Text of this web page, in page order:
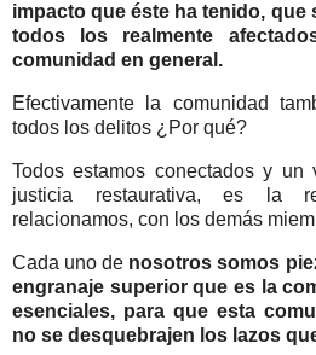
impacto que éste ha tenido, que
todos los realmente
comunidad en general.
Efectivamente la comunidad
todos los delitos ¿Por qué?
Todos estamos conectados y un
justicia restaurativa, es la
relacionamos, con los demás
Cada uno de nosotros somos
engranaje superior que es la
esenciales, para que esta
no se desquebrajen los lazos